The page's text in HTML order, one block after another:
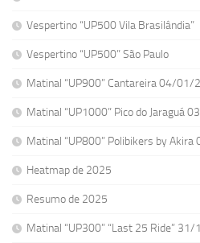
Vespertino “UP500 Vila Brasilândia”
Vespertino “UP500” São Paulo
Matinal “UP900” Cantareira 04/01/
Matinal “UP1000” Pico do Jaraguá
Matinal “UP800” Polibikers by
Heatmap de 2025
Resumo de 2025
Matinal “UP300” “Last 25 Ride”